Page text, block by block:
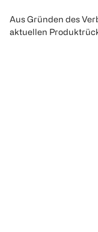
Aus Gründen des
aktuellen